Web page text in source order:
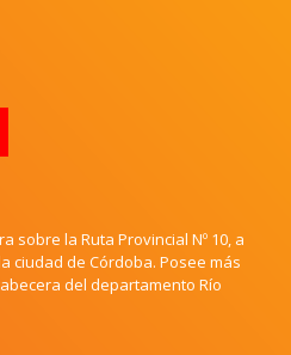
sobre la Ruta Provincial Nº 10, a
ciudad de Córdoba. Posee más
del departamento Río